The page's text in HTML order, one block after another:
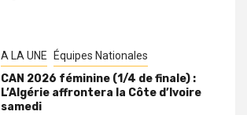
A LA UNE Équipes Nationales
CAN 2026 féminine (1/4 de finale) :
L’Algérie affrontera la Côte d’Ivoire
samedi